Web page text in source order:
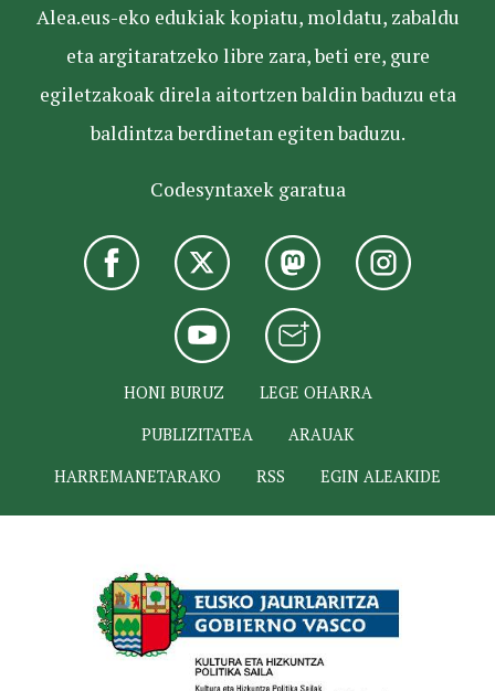
Alea.eus-eko edukiak kopiatu, moldatu, zabaldu
eta argitaratzeko libre zara, beti ere, gure
egiletzakoak direla aitortzen baldin baduzu eta
baldintza berdinetan egiten baduzu.
Codesyntaxek garatua
HONI BURUZ
LEGE OHARRA
PUBLIZITATEA
ARAUAK
HARREMANETARAKO
RSS EGIN ALEAKIDE